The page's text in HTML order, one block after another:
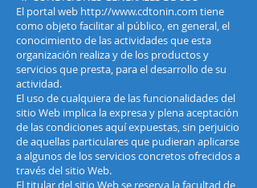
El portal web http://www.cdtonin.com tiene
como objeto facilitar al público, en general, el
conocimiento de las actividades que esta
organización realiza y de los productos y
servicios que presta, para el desarrollo de su
actividad.
El uso de cualquiera de las funcionalidades del
sitio Web implica la expresa y plena aceptación
de las condiciones aquí expuestas, sin perjuicio
de aquellas particulares que pudieran aplicarse
a algunos de los servicios concretos ofrecidos a
través del sitio Web.
El titular del sitio Web se reserva la facultad de